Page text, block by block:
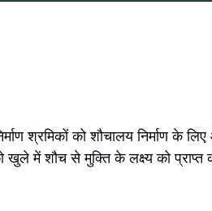
श्रमिकों को शौचालय निर्माण के
खुले में शौच से मुक्ति के लक्ष्य को